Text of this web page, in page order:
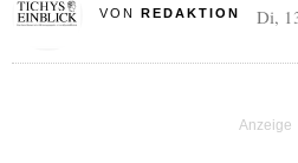
VON REDAKTION Di,